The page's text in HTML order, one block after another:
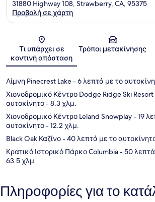
Χάρτης
31880 Highway 108, Strawberry, CA, 95375
Προβολή σε χάρτη
Τι υπάρχει σε
κοντινή απόσταση
Τρόποι μετακίνησης
Λίμνη Pinecrest Lake- 6 λεπτά με το
Χιονοδρομικό Κέντρο Dodge Ridge Ski Resort
αυτοκίνητο- 8.3 χλμ.
Χιονοδρομικό Κέντρο Leland Snowplay- 19
αυτοκίνητο- 12.2 χλμ.
Black Oak Καζίνο- 40 λεπτά με το
Κρατικό Ιστορικό Πάρκο Columbia- 50
63.5 χλμ.
Πληροφορίες για το